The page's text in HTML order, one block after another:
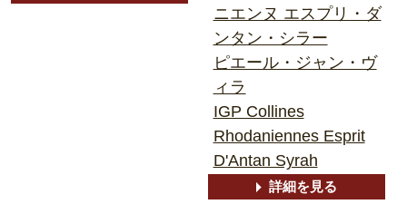
ニエンヌ エスプリ・ダ
ンタン・シラー
ピエール・ジャン・ヴ
ィラ
IGP Collines
Rhodaniennes Esprit
D'Antan Syrah
詳細を見る